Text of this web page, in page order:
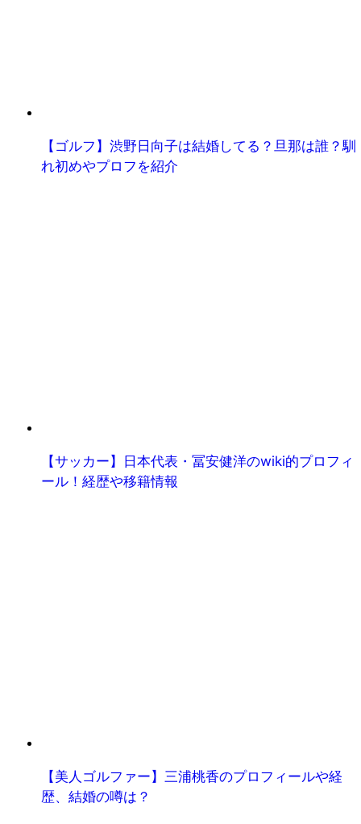
【ゴルフ】渋野日向子は結婚してる？旦那は誰？馴
れ初めやプロフを紹介
【サッカー】日本代表・冨安健洋のwiki的プロフィ
ール！経歴や移籍情報
【美人ゴルファー】三浦桃香のプロフィールや経
歴、結婚の噂は？